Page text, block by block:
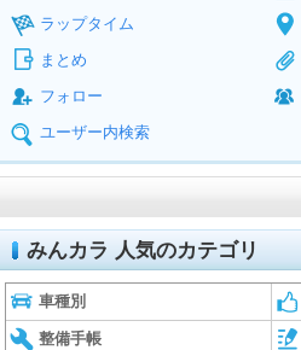
ラップタイム
まとめ
フォロー
ユーザー内検索
みんカラ 人気のカテゴリ
車種別
整備手帳